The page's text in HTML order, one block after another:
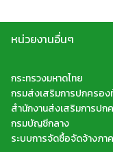
หน่วยงานอื่นๆ
กระทรวงมหาดไทย
กรมส่งเสริมการปกครอ
สำนักงานส่งเสริมการป
กรมบัญชีกลาง
ระบบการจัดซื้อจัดจ้างภา